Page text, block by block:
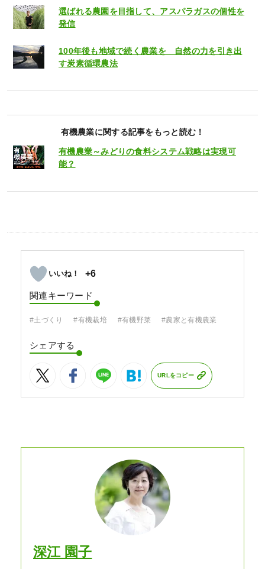
選ばれる農園を目指して、アスパラガスの個性を
発信
100年後も地域で続く農業を 自然の力を引き出
す炭素循環農法
有機農業に関する記事をもっと読む！
有機農業～みどりの食料システム戦略は実現可
能？
+6
関連キーワード
#土づくり #有機栽培 #有機野菜 #農家と有機農業
シェアする
URLをコピー
深江 園子